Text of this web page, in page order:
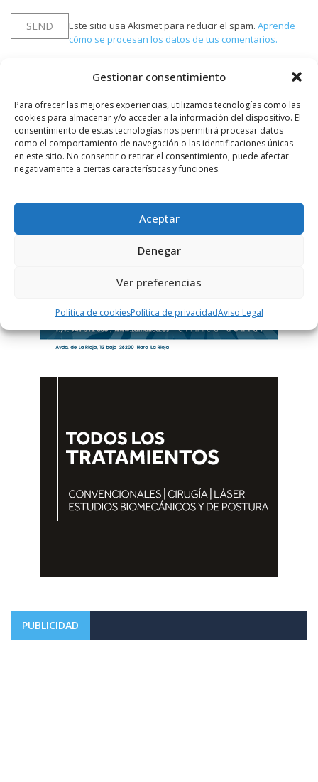
Gestionar consentimiento
Para ofrecer las mejores experiencias, utilizamos tecnologías como las
cookies para almacenar y/o acceder a la información del dispositivo. El
consentimiento de estas tecnologías nos permitirá procesar datos
como el comportamiento de navegación o las identificaciones únicas
en este sitio. No consentir o retirar el consentimiento, puede afectar
negativamente a ciertas características y funciones.
Aceptar
Denegar
Ver preferencias
Política de cookiesPolítica de privacidadAviso Legal
Este sitio usa Akismet para reducir el spam. Aprende
cómo se procesan los datos de tus comentarios.
PUBLICIDAD
PUBLICIDAD